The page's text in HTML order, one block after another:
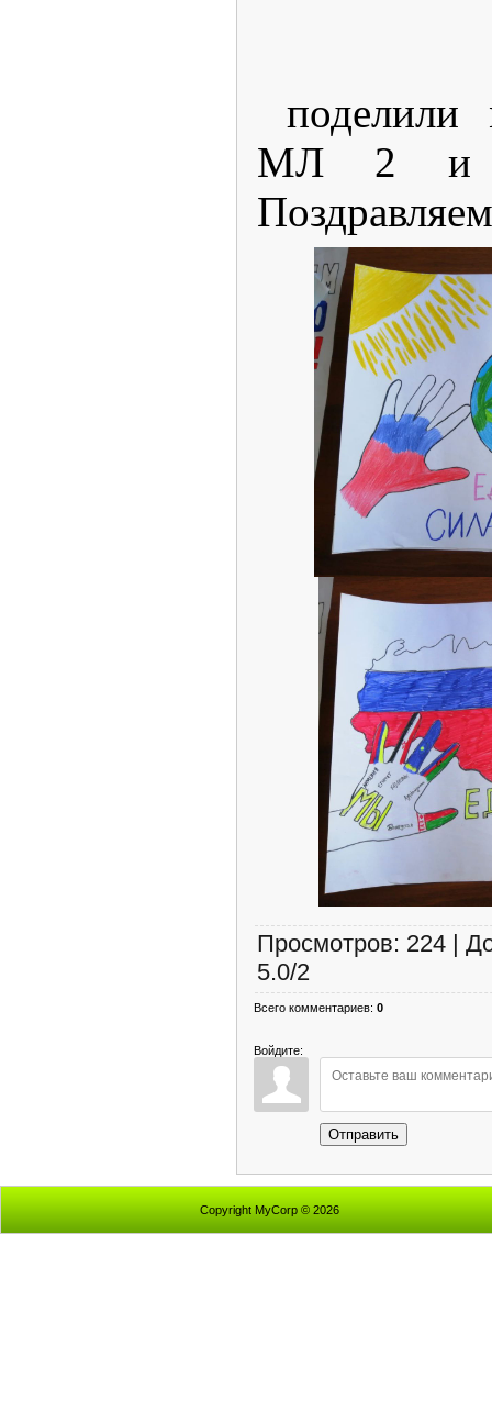
МЛ 2
Просмотров: 224 |
5.0/2
Всего комментариев: 0
Войдите:
Отправить
Copyright MyCorp © 2026